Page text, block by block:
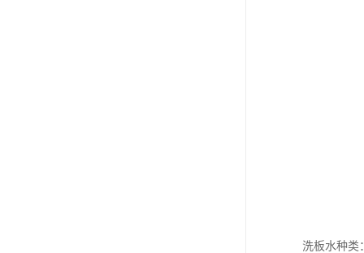
洗板水种类